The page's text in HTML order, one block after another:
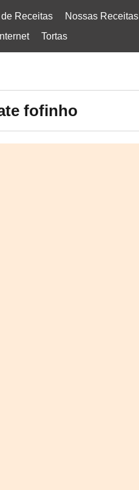
de Receitas Nossas Receitas
Tortas
fofinho